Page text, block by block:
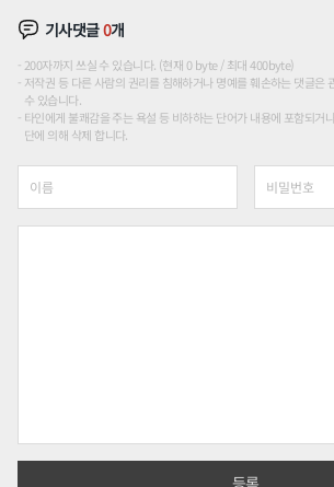
기사댓글0개
200자까지 쓰실 수 있습니다. (현재 0 byte / 최대 400byte)
저작권 등 다른 사람의 권리를 침해하거나 명예를 훼손하는 댓글은
수 있습니다.
타인에게 불쾌감을 주는 욕설 등 비하하는 단어가 내용에 포함되거
단에 의해 삭제 합니다.